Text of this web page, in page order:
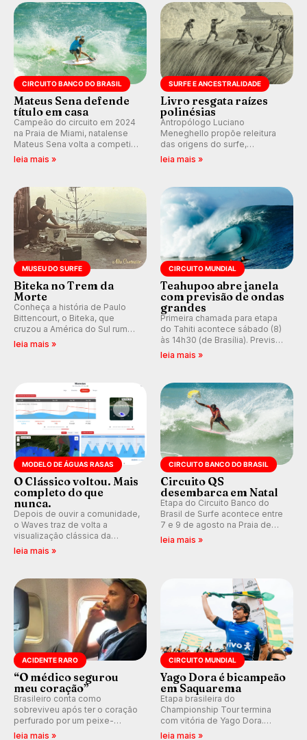
CIRCUITO BANCO DO BRASIL
Mateus Sena defende
título em casa
Campeão do circuito em 2024
na Praia de Miami, natalense
Mateus Sena volta a competir
em casa em busca de manter a
leia mais »
SURFE E ANCESTRALIDADE
Livro resgata raízes
polinésias
Antropólogo Luciano
Meneghello propõe releitura
das origens do surfe,
resgatando a cultura polinésia
prática em esporte e indústria.
leia mais »
MUSEU DO SURFE
Biteka no Trem da
Morte
Conheça a história de Paulo
Bittencourt, o Biteka, que
cruzou a América do Sul rumo
ao Pacífico em uma jornada
leia mais »
CIRCUITO MUNDIAL
Teahupoo abre janela
com previsão de ondas
grandes
Primeira chamada para etapa
do Tahiti acontece sábado (8)
às 14h30 (de Brasília). Previsão
indica swell consistente.
Kelly Slater convidado.
leia mais »
MODELO DE ÁGUAS RASAS
O Clássico voltou. Mais
completo do que
nunca.
Depois de ouvir a comunidade,
o Waves traz de volta a
visualização clássica da
previsão de águas rasas,
ondas para até 16 dias.
leia mais »
CIRCUITO BANCO DO BRASIL
Circuito QS
desembarca em Natal
Etapa do Circuito Banco do
Brasil de Surfe acontece entre
7 e 9 de agosto na Praia de
Miami (RN), em disputas
leia mais »
ACIDENTE RARO
“O médico segurou
meu coração”
Brasileiro conta como
sobreviveu após ter o coração
perfurado por um peixe-
agulha enquanto surfava na
leia mais »
CIRCUITO MUNDIAL
Yago Dora é bicampeão
em Saquarema
Etapa brasileira do
Championship Tour termina
com vitória de Yago Dora.
Sawyer Lindblad vence entre
leia mais »